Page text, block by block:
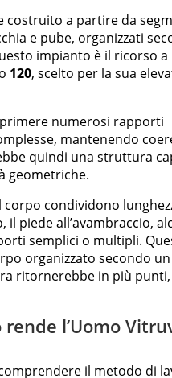
costruito a partire da
e pube, organizzati
impianto è il ricorso a
120, scelto per la sua
numerosi rapporti
mantenendo
quindi una struttura
geometriche.
corpo condividono
piede all’avambraccio,
semplici o multipli.
organizzato secondo
ritornerebbe in più punti,
l’Uomo
il metodo di